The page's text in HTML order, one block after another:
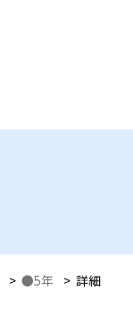
> ●5年 > 詳細